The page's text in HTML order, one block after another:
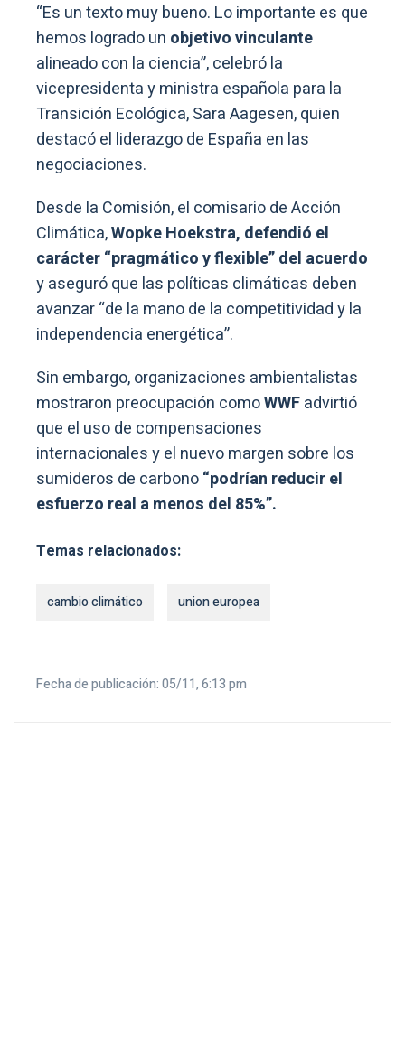
“Es un texto muy bueno. Lo importante es que
hemos logrado un objetivo vinculante
alineado con la ciencia”, celebró la
vicepresidenta y ministra española para la
Transición Ecológica, Sara Aagesen, quien
destacó el liderazgo de España en las
negociaciones.
Desde la Comisión, el comisario de Acción
Climática,Wopke Hoekstra, defendió el
carácter “pragmático y flexible” del acuerdo
y aseguró que las políticas climáticas deben
avanzar “de la mano de la competitividad y la
independencia energética”.
Sin embargo, organizaciones ambientalistas
mostraron preocupación comoWWFadvirtió
que el uso de compensaciones
internacionales y el nuevo margen sobre los
sumideros de carbono“podrían reducir el
esfuerzo real a menos del 85%”.
Temas relacionados:
cambio climático union europea
Fecha de publicación: 05/11, 6:13 pm